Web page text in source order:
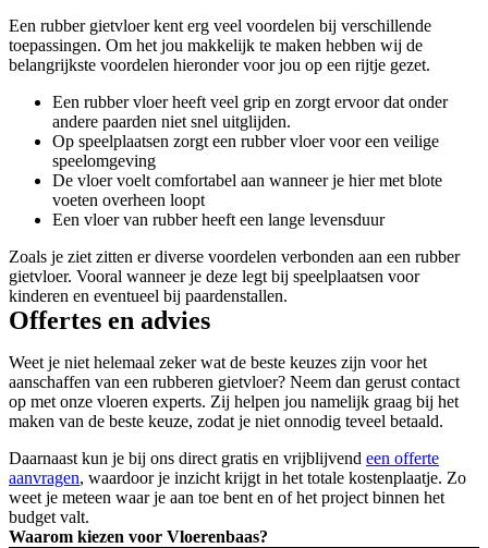
Een rubber gietvloer kent erg veel voordelen bij verschillende
toepassingen. Om het jou makkelijk te maken hebben wij de
belangrijkste voordelen hieronder voor jou op een rijtje gezet.
Een rubber vloer heeft veel grip en zorgt ervoor dat onder
andere paarden niet snel uitglijden.
Op speelplaatsen zorgt een rubber vloer voor een veilige
speelomgeving
De vloer voelt comfortabel aan wanneer je hier met blote
voeten overheen loopt
Een vloer van rubber heeft een lange levensduur
Zoals je ziet zitten er diverse voordelen verbonden aan een rubber
gietvloer. Vooral wanneer je deze legt bij speelplaatsen voor
kinderen en eventueel bij paardenstallen.
Offertes en advies
Weet je niet helemaal zeker wat de beste keuzes zijn voor het
aanschaffen van een rubberen gietvloer? Neem dan gerust contact
op met onze vloeren experts. Zij helpen jou namelijk graag bij het
maken van de beste keuze, zodat je niet onnodig teveel betaald.
Daarnaast kun je bij ons direct gratis en vrijblijvend een offerte
aanvragen, waardoor je inzicht krijgt in het totale kostenplaatje. Zo
weet je meteen waar je aan toe bent en of het project binnen het
budget valt.
Waarom kiezen voor Vloerenbaas?